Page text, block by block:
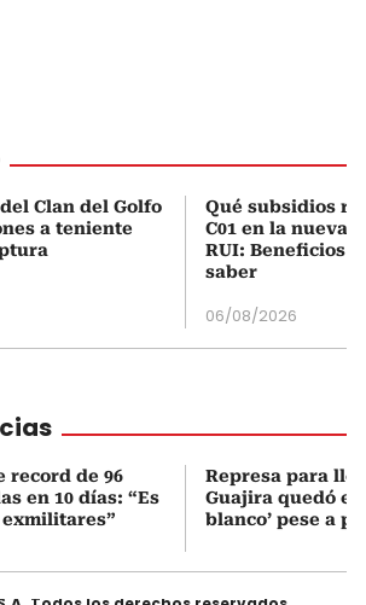
Clan del Golfo
a teniente
Qué subsidios
C01 en la nueva
RUI: Beneficios
saber
06/08/2026
record de 96
en 10 días: “Es
Represa para
Guajira quedó en
blanco’ pese a